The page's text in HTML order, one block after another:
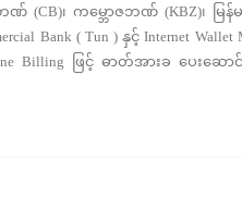
(CB)၊ ကမ္ဘောဇဘဏ် (KBZ)၊ မြ
( Tun ) နှင့် Internet Wallet
ဖြင့် ဓာတ်အားခ ပေးဆောင်နို